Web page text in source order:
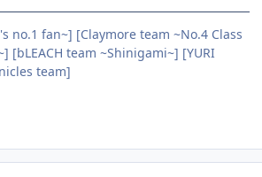
no.1 fan~] [Claymore team ~No.4 Class
[bLEACH team ~Shinigami~] [YURI
team]